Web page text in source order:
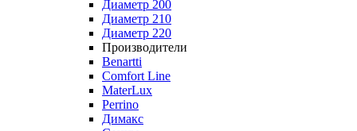
Диаметр 200
Диаметр 210
Диаметр 220
Производители
Benartti
Comfort Line
MaterLux
Perrino
Димакс